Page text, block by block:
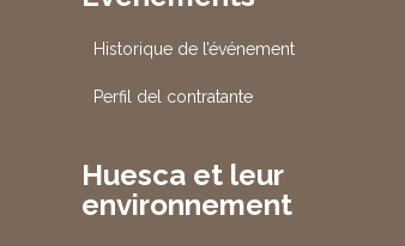
Historique de l’événement
Perfil del contratante
Huesca et leur
environnement